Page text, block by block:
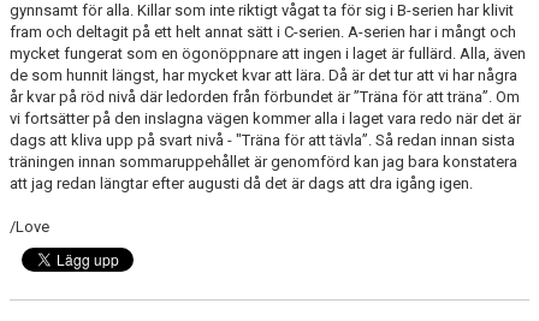
gynnsamt för alla. Killar som inte riktigt vågat ta för sig i B-serien har klivit
fram och deltagit på ett helt annat sätt i C-serien. A-serien har i mångt och
mycket fungerat som en ögonöppnare att ingen i laget är fullärd. Alla, även
de som hunnit längst, har mycket kvar att lära. Då är det tur att vi har några
år kvar på röd nivå där ledorden från förbundet är ”Träna för att träna”. Om
vi fortsätter på den inslagna vägen kommer alla i laget vara redo när det är
dags att kliva upp på svart nivå - "Träna för att tävla”. Så redan innan sista
träningen innan sommaruppehållet är genomförd kan jag bara konstatera
att jag redan längtar efter augusti då det är dags att dra igång igen.
/Love